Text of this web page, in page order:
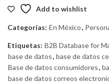
Add to wishlist
Categorías: En México,
Etiquetas: B2B Database for
base de datos, base de datos
Base de datos consumidores,
base de datos correos